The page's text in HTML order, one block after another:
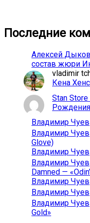
Последние
Алексей Дыков
состав жюри
vladimir
Кена
Stan
Рождения
Владимир Чуев
Владимир Чуев
Glove)
Владимир Чуев
Владимир Чуев
Damned —
Владимир Чуев
Владимир Чуев
Владимир Чуев
Gold»